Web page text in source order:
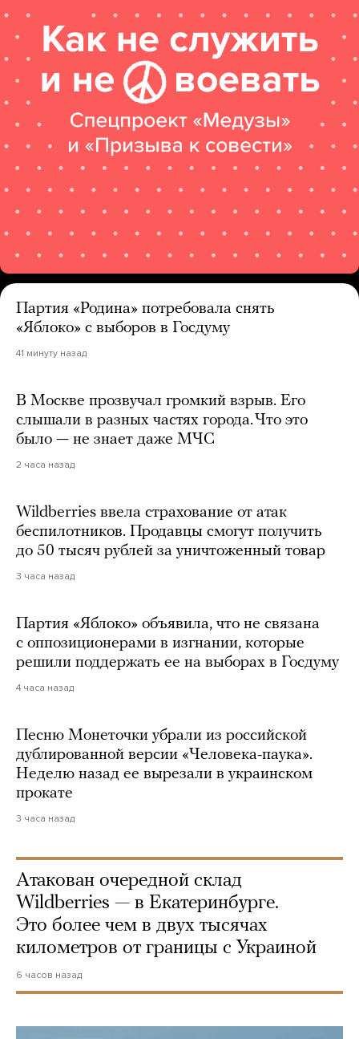
Партия «Родина» потребовала снять
«Яблоко» с выборов в Госдуму
41 минуту назад
В Москве прозвучал громкий взрыв. Его
слышали в разных частях города. Что это
было — не знает даже МЧС
2 часа назад
Wildberries ввела страхование от атак
беспилотников. Продавцы смогут получить
до 50 тысяч рублей за уничтоженный товар
3 часа назад
Партия «Яблоко» объявила, что не связана
с оппозиционерами в изгнании, которые
решили поддержать ее на выборах в Госдуму
4 часа назад
Песню Монеточки убрали из российской
дублированной версии «Человека-паука».
Неделю назад ее вырезали в украинском
прокате
3 часа назад
Атакован очередной склад
Wildberries — в Екатеринбурге.
Это более чем в двух тысячах
километров от границы с Украиной
6 часов назад